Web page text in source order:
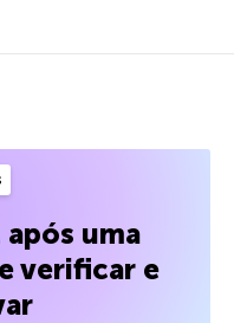
uma
verificar e